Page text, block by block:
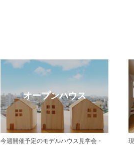
オープンハウス
今週開催予定のモデルハウス見学会・